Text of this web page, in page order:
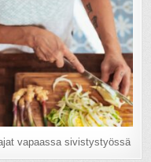
vapaassa sivistystyössä